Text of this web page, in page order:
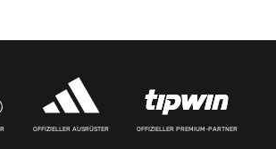
OFFIZIELLER AUSRÜSTER OFFIZIELLER PREMIUM-PARTNER